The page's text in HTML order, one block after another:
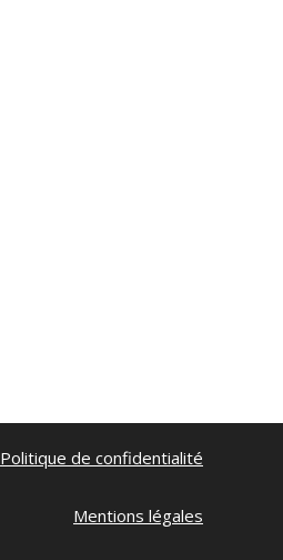
Politique de confidentialité
Mentions légales